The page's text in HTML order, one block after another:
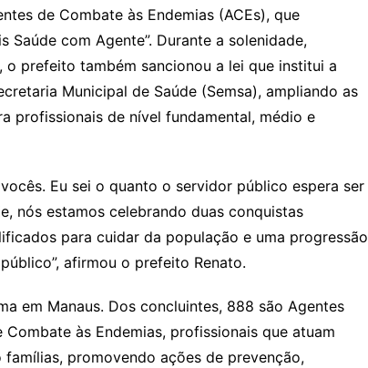
de Combate às Endemias (ACEs), que
com Agente”. Durante a solenidade,
prefeito também sancionou a lei que institui a
Municipal de Saúde (Semsa), ampliando as
profissionais de nível fundamental, médio e
Eu sei o quanto o servidor público espera ser
nós estamos celebrando duas conquistas
para cuidar da população e uma progressão
afirmou o prefeito Renato.
em Manaus. Dos concluintes, 888 são Agentes
às Endemias, profissionais que atuam
promovendo ações de prevenção,